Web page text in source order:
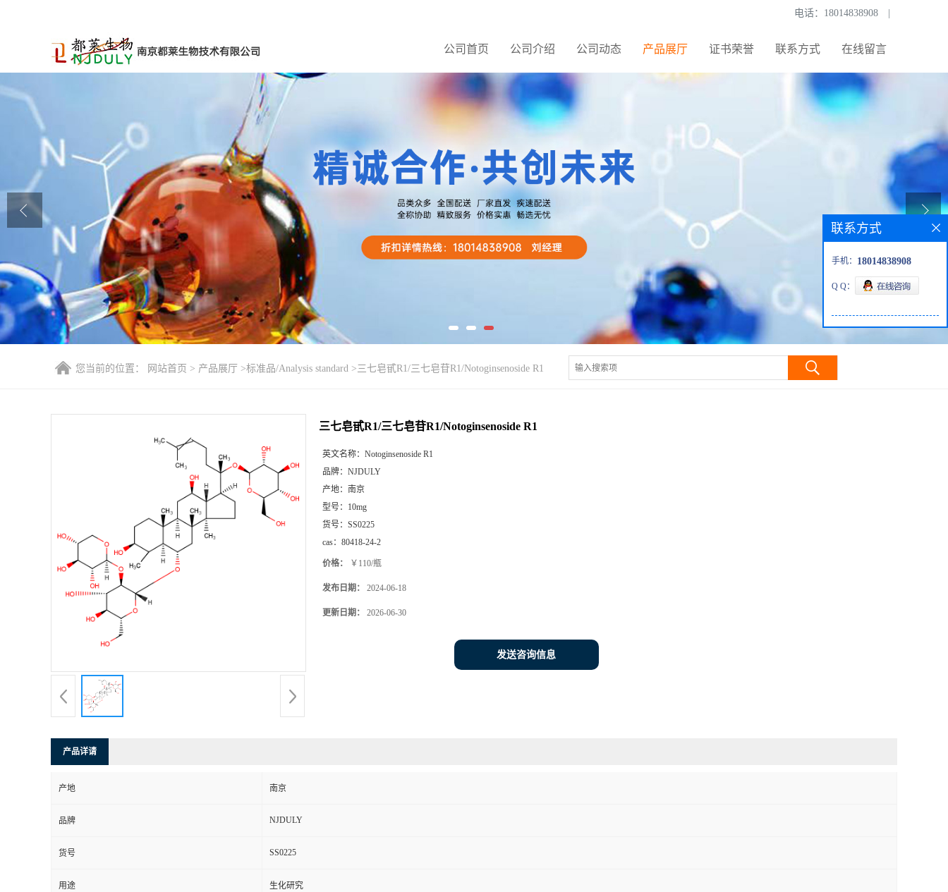
电话： 18014838908
公司首页 公司介绍 公司动态 产品展厅 证书荣誉 联系方式 在线留言
公司首页
公司动态
产品展厅
证书荣誉
联系方式
在线留言
您当前的位置： 网站首页 > 产品展厅 >标准品/Analysis standard >三七皂甙R1/三七皂苷R1/Notoginsenoside R1
三七皂甙R1/三七皂苷R1/Notoginsenoside R1
英文名称： Notoginsenoside R1
品牌： NJDULY
产地： 南京
型号： 10mg
货号： SS0225
cas： 80418-24-2
价格： ￥110/瓶
发布日期： 2024-06-18
更新日期： 2026-06-30
发送咨询信息
产品详请
产地 南京
品牌 NJDULY
货号 SS0225
用途 生化研究
联系方式
手机： 18014838908
Q Q：